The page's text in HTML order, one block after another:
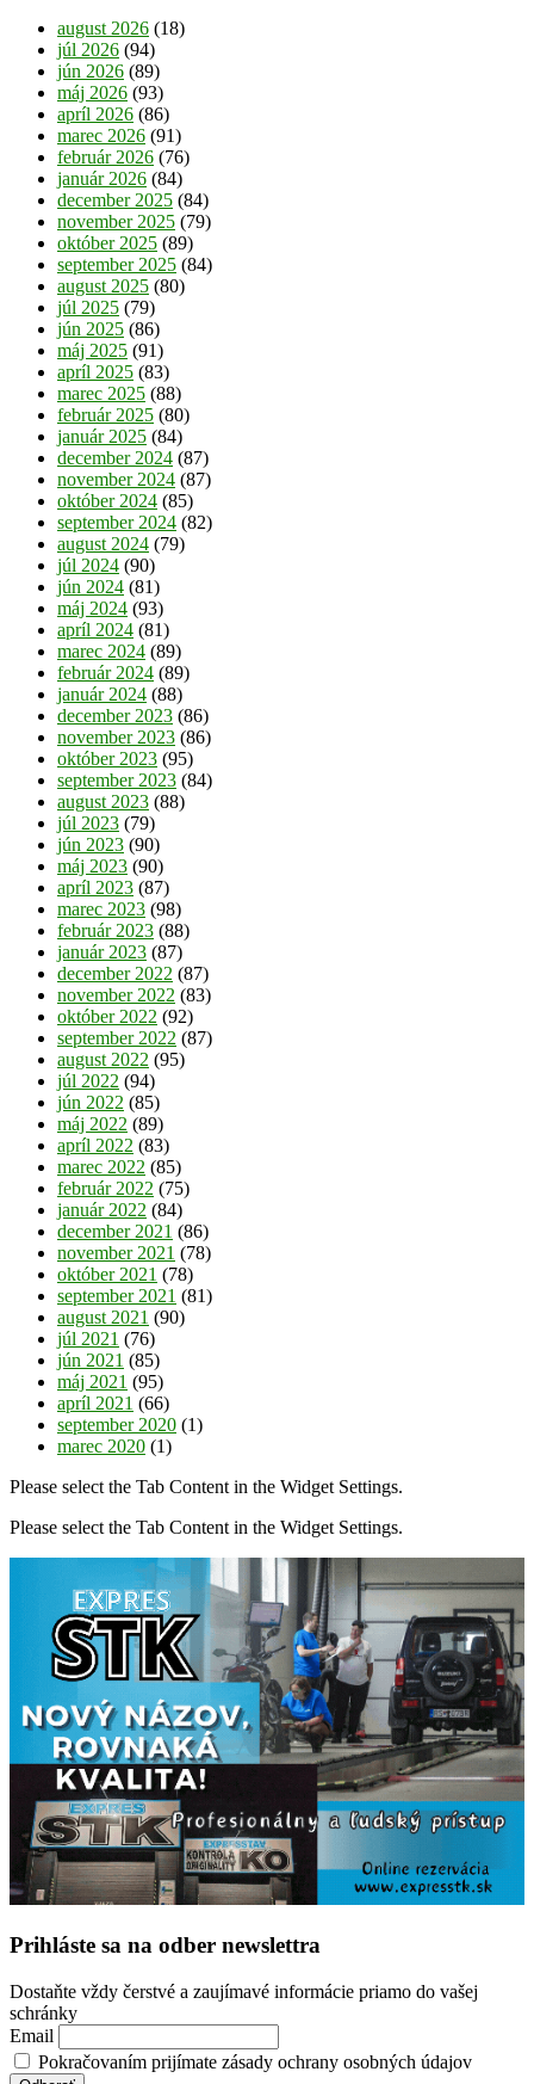
august 2026 (18)
júl 2026 (94)
jún 2026 (89)
máj 2026 (93)
apríl 2026 (86)
marec 2026 (91)
február 2026 (76)
január 2026 (84)
december 2025 (84)
november 2025 (79)
október 2025 (89)
september 2025 (84)
august 2025 (80)
júl 2025 (79)
jún 2025 (86)
máj 2025 (91)
apríl 2025 (83)
marec 2025 (88)
február 2025 (80)
január 2025 (84)
december 2024 (87)
november 2024 (87)
október 2024 (85)
september 2024 (82)
august 2024 (79)
júl 2024 (90)
jún 2024 (81)
máj 2024 (93)
apríl 2024 (81)
marec 2024 (89)
február 2024 (89)
január 2024 (88)
december 2023 (86)
november 2023 (86)
október 2023 (95)
september 2023 (84)
august 2023 (88)
júl 2023 (79)
jún 2023 (90)
máj 2023 (90)
apríl 2023 (87)
marec 2023 (98)
február 2023 (88)
január 2023 (87)
december 2022 (87)
november 2022 (83)
október 2022 (92)
september 2022 (87)
august 2022 (95)
júl 2022 (94)
jún 2022 (85)
máj 2022 (89)
apríl 2022 (83)
marec 2022 (85)
február 2022 (75)
január 2022 (84)
december 2021 (86)
november 2021 (78)
október 2021 (78)
september 2021 (81)
august 2021 (90)
júl 2021 (76)
jún 2021 (85)
máj 2021 (95)
apríl 2021 (66)
september 2020 (1)
marec 2020 (1)
Please select the Tab Content in the Widget Settings.
Please select the Tab Content in the Widget Settings.
Prihláste sa na odber newslettra
Dostaňte vždy čerstvé a zaujímavé informácie priamo do vašej
schránky
Email
Pokračovaním prijímate zásady ochrany osobných údajov